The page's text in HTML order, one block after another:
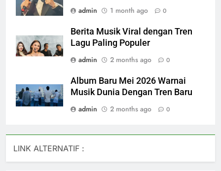
admin
1 month ago 0
Berita Musik Viral dengan Tren
Lagu Paling Populer
admin
2 months ago 0
Album Baru Mei 2026 Warnai
Musik Dunia Dengan Tren Baru
admin
2 months ago 0
LINK ALTERNATIF :